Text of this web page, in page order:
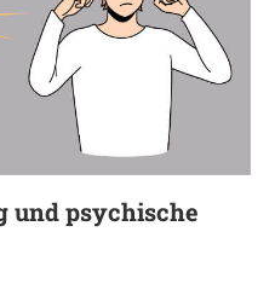
und psychische